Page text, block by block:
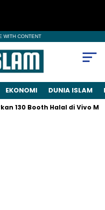
WITH CONTENT
EKONOMI DUNIA ISLAM
130 Booth Halal di Vivo Mall